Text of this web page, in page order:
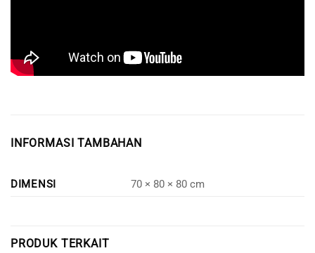
INFORMASI TAMBAHAN
DIMENSI 70 × 80 × 80 cm
PRODUK TERKAIT